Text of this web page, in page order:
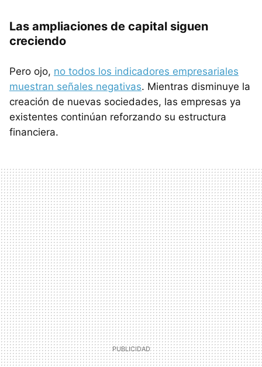
Las ampliaciones de capital siguen
creciendo
Pero ojo, no todos los indicadores empresariales
muestran señales negativas. Mientras disminuye la
creación de nuevas sociedades, las empresas ya
existentes continúan reforzando su estructura
financiera.